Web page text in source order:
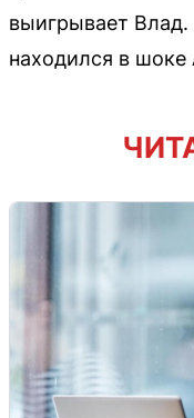
выигрывает
находился в шоке